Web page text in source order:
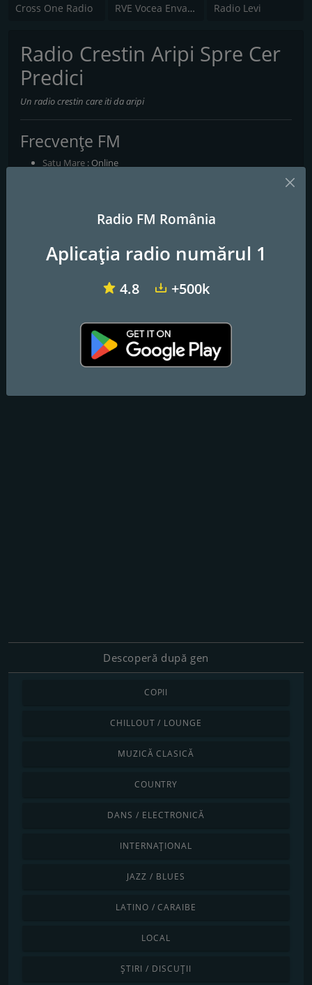
Cross One Radio RVE Vocea Envangheliei Bucaresti Radio Levi
Radio Crestin Aripi Spre Cer
Predici
Un radio crestin care iti da aripi
Frecvențe FM
Satu Mare : Online
https://www.aripisprecer.ro/predici/
Social media
Descoperă după gen
COPII
CHILLOUT / LOUNGE
MUZICĂ CLASICĂ
COUNTRY
DANS / ELECTRONICĂ
INTERNAȚIONAL
JAZZ / BLUES
LATINO / CARAIBE
LOCAL
ȘTIRI / DISCUȚII
Radio FM România
Aplicația radio numărul 1
4.8 +500k